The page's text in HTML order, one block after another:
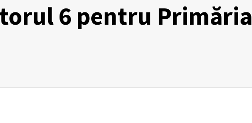
6 pentru Primăria